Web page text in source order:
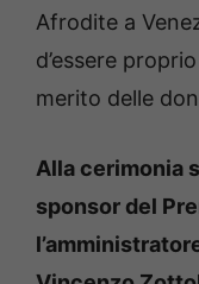
Afrodite a
d’essere
merito delle
Alla cerimonia
sponsor del